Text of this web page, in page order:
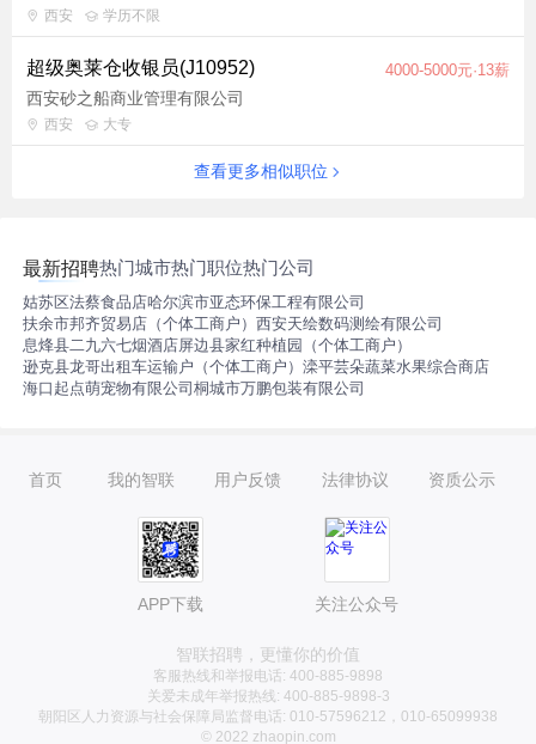
西安 学历不限
超级奥莱仓收银员(J10952) 4000-5000元·13薪
西安砂之船商业管理有限公司
西安 大专
查看更多相似职位
最新招聘热门城市热门职位热门公司
姑苏区法蔡食品店哈尔滨市亚态环保工程有限公司
扶余市邦齐贸易店（个体工商户）西安天绘数码测绘有限公司
息烽县二九六七烟酒店屏边县家红种植园（个体工商户）
逊克县龙哥出租车运输户（个体工商户）滦平芸朵蔬菜水果综合商店
海口起点萌宠物有限公司桐城市万鹏包装有限公司
首页 我的智联 用户反馈 法律协议 资质公示
APP下载 关注公众号
智联招聘，更懂你的价值
客服热线和举报电话: 400-885-9898
关爱未成年举报热线: 400-885-9898-3
朝阳区人力资源与社会保障局监督电话: 010-57596212，010-65099938
© 2022 zhaopin.com